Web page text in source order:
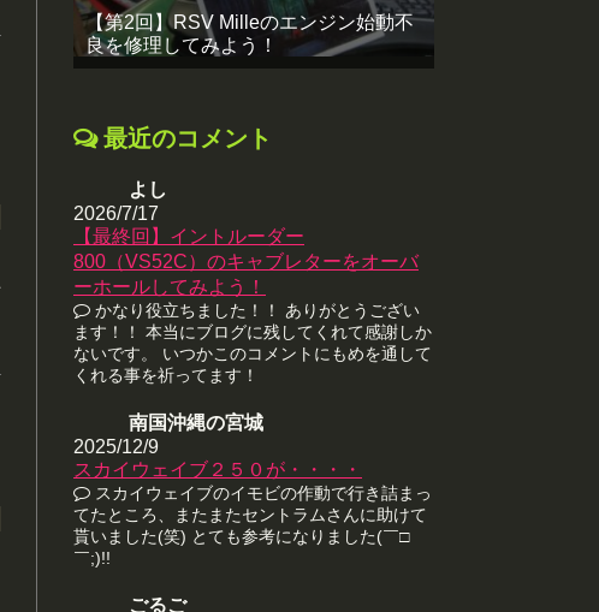
【第2回】RSV Milleのエンジン始動不
良を修理してみよう！
最近のコメント
よし
2026/7/17
【最終回】イントルーダー
800（VS52C）のキャブレターをオーバ
ーホールしてみよう！
かなり役立ちました！！ ありがとうござい
ます！！ 本当にブログに残してくれて感謝しか
ないです。 いつかこのコメントにもめを通して
くれる事を祈ってます！
南国沖縄の宮城
2025/12/9
スカイウェイブ２５０が・・・・
スカイウェイブのイモビの作動で行き詰まっ
てたところ、またまたセントラムさんに助けて
貰いました(笑) とても参考になりました(￣□
￣;)!!
ごるご